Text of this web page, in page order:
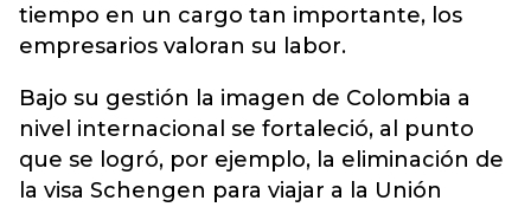
tiempo en un cargo tan importante, los
empresarios valoran su labor.
Bajo su gestión la imagen de Colombia a
nivel internacional se fortaleció, al punto
que se logró, por ejemplo, la eliminación de
la visa Schengen para viajar a la Unión